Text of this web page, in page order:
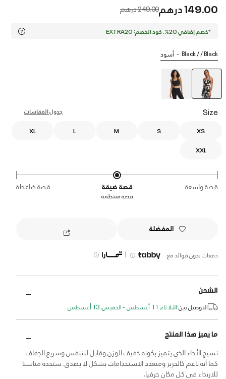
149.00 درهم Price reduced from
249.00 درهم to
*خصم إضافي 20%. كود الخصم: EXTRA20
Black / / Black أسود
Size جدول المقاسات
XS
S
M
L
XL
XXL
قصة واسعة قصة ضيقة قصة ضاغطة
قصة منتظمة
المفضلة
دفعات بدون فوائد مع |
الشحن
التوصيل بين:الثلاثاء, 11 أغسطس - الخميس, 13 أغسطس
ما يميز هذا المنتج
نسيج الأداء الذي يتميز بكونه خفيف الوزن وقابل للتنفس وسريع الجفاف
كما أنه ناعم كالحرير ومتعدد الاستخدامات بشكل لا يصدق. ستجده مناسبا
للارتداء في كل مكان حرفيا.